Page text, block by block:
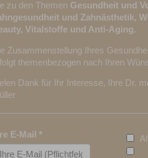
zu den Themen Gesundheit und
und Zahnästhetik,
Vitalstoffe und Anti-Aging.
Zusammenstellung Ihres
themenbezogen nach Ihren
Dank für Ihr Interesse, Ihre Dr.
E-Mail *